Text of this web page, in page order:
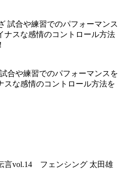
合や練習でのパフォーマンスを
スな感情のコントロール方法を